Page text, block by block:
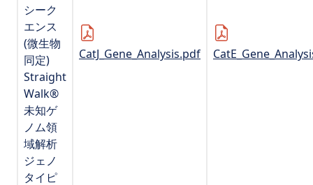
シーク
エンス
(微生物
同定)
Straight
Walk®
未知ゲ
ノム領
域解析
ジェノ
タイピ
CatJ_Gene_Analysis.pdf